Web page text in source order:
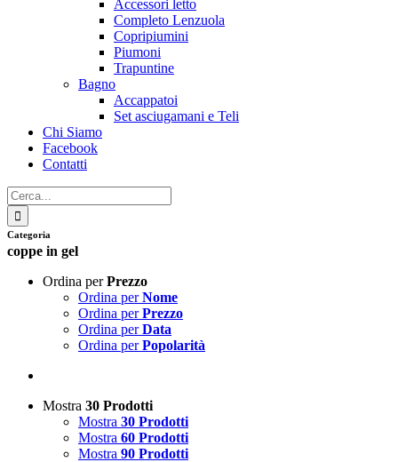
Accessori letto
Completo Lenzuola
Copripiumini
Piumoni
Trapuntine
Bagno
Accappatoi
Set asciugamani e Teli
Chi Siamo
Facebook
Contatti
Cerca
per:
Categoria
coppe in gel
Ordina perPrezzo
Ordina perNome
Ordina perPrezzo
Ordina perData
Ordina perPopolarità
Mostra 30 Prodotti
Mostra 30 Prodotti
Mostra 60 Prodotti
Mostra 90 Prodotti